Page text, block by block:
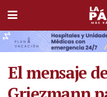
El mensaje